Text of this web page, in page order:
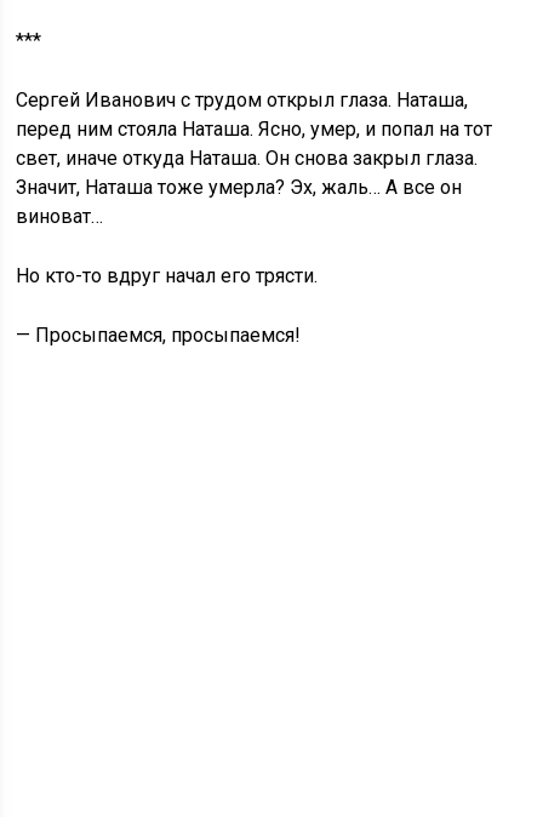
***
Сергей Иванович с трудом открыл глаза. Наташа,
перед ним стояла Наташа. Ясно, умер, и попал на тот
свет, иначе откуда Наташа. Он снова закрыл глаза.
Значит, Наташа тоже умерла? Эх, жаль… А все он
виноват…
Но кто-то вдруг начал его трясти.
— Просыпаемся, просыпаемся!